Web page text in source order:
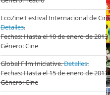
EcoZine Festival Internacional de
Detalles.
Fechas: Hasta el 10 de enero de 2013
Género: Cine
Global Film Iniciative.Detalles.
Fechas: Hasta el 15 de enero de 2013
Género: Cine